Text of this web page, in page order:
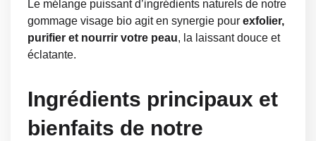
Le mélange puissant d’ingrédients naturels de notre
gommage visage bio agit en synergie pour exfolier,
purifier et nourrir votre peau, la laissant douce et
éclatante.
Ingrédients principaux et
bienfaits de notre